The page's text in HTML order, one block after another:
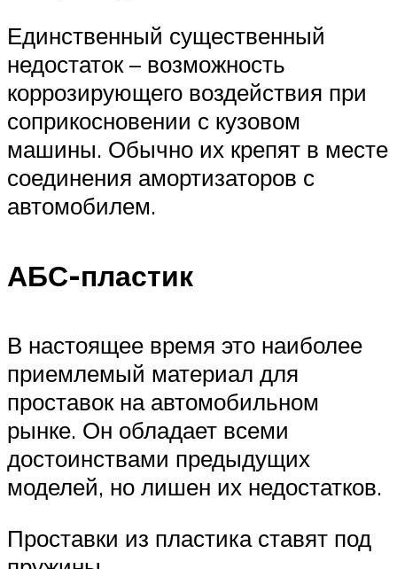
Единственный существенный
недостаток – возможность
коррозирующего воздействия при
соприкосновении с кузовом
машины. Обычно их крепят в месте
соединения амортизаторов с
автомобилем.
АБС-пластик
В настоящее время это наиболее
приемлемый материал для
проставок на автомобильном
рынке. Он обладает всеми
достоинствами предыдущих
моделей, но лишен их недостатков.
Проставки из пластика ставят под